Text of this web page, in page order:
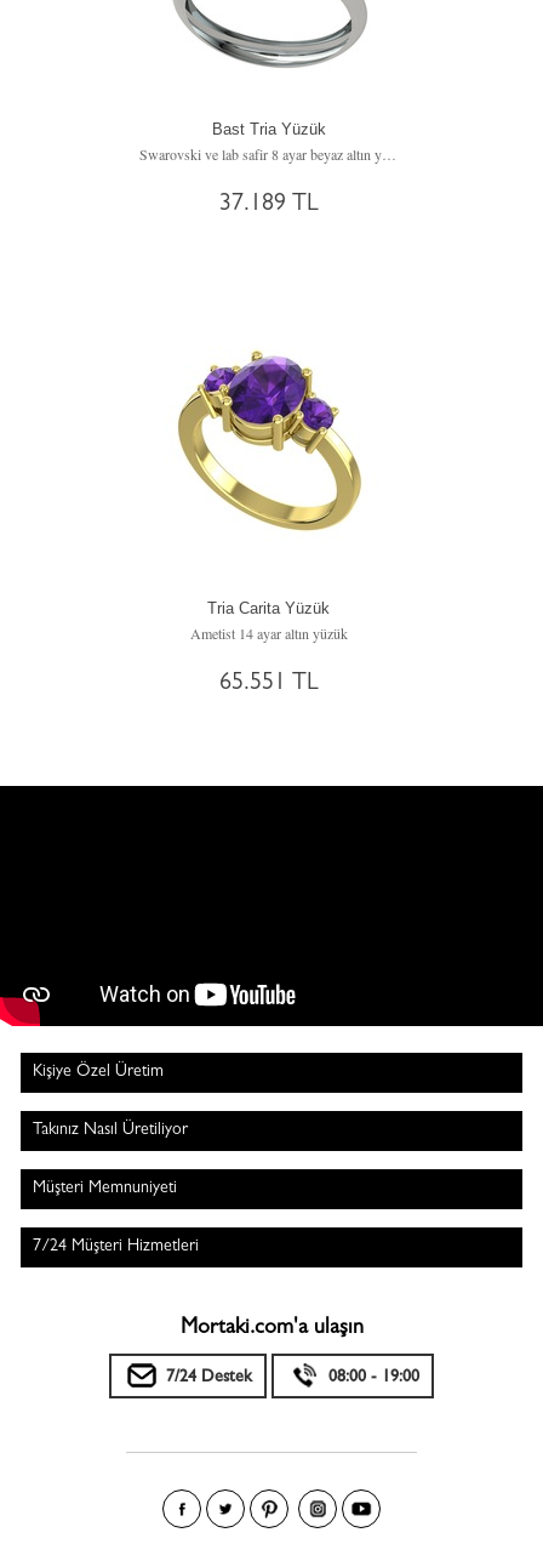
Bast Tria Yüzük
Swarovski ve lab safir 8 ayar beyaz altın yüzük
37.189 TL
Tria Carita Yüzük
Ametist 14 ayar altın yüzük
65.551 TL
Kişiye Özel Üretim
Takınız Nasıl Üretiliyor
Müşteri Memnuniyeti
7/24 Müşteri Hizmetleri
Mortaki.com'a ulaşın
7/24 Destek 08:00 - 19:00